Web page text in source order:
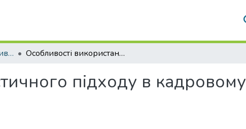
Проблеми та перспективи розвитку підприємництва Особливості використання логістичного підходу в кадровому менеджменті
підходу в кадровому